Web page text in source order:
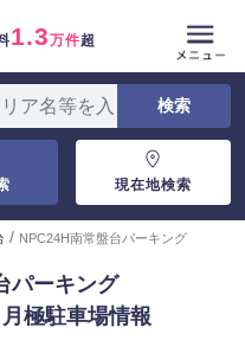
1.3万件超
現在地検索
/ NPC24H南常盤台パーキング
パーキング
極駐車場情報